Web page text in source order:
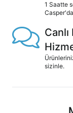
1 Saatte
sizinle.